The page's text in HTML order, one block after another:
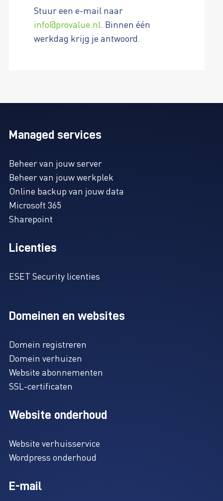
Stuur een e-mail naar
info@provalue.nl. Binnen één
werkdag krijg je antwoord.
Managed services
Beheer van jouw server
Beheer van jouw werkplek
Online backup van jouw data
Microsoft 365
Sharepoint
Licenties
ESET Security licenties
Domeinen en websites
Domein registreren
Domein verhuizen
Website abonnementen
SSL-certificaten
Website onderhoud
Website verhuisservice
Wordpress onderhoud
E-mail